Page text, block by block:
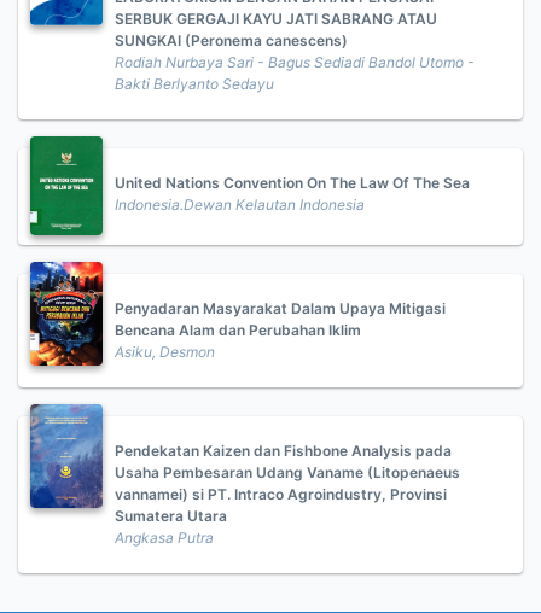
SERBUK GERGAJI KAYU JATI SABRANG ATAU
SUNGKAI (Peronema canescens)
Rodiah Nurbaya Sari - Bagus Sediadi Bandol Utomo -
Bakti Berlyanto Sedayu
United Nations Convention On The Law Of The Sea
Indonesia.Dewan Kelautan Indonesia
Penyadaran Masyarakat Dalam Upaya Mitigasi
Bencana Alam dan Perubahan Iklim
Asiku, Desmon
Pendekatan Kaizen dan Fishbone Analysis pada
Usaha Pembesaran Udang Vaname (Litopenaeus
vannamei) si PT. Intraco Agroindustry, Provinsi
Sumatera Utara
Angkasa Putra